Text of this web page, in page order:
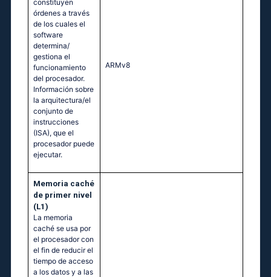
constituyen
órdenes a través
de los cuales el
software
determina/
gestiona el
funcionamiento
del procesador.
Información sobre
la arquitectura/el
conjunto de
instrucciones
(ISA), que el
procesador puede
ejecutar.
ARMv8
Memoria caché
de primer nivel
(L1)
La memoria
caché se usa por
el procesador con
el fin de reducir el
tiempo de acceso
a los datos y a las